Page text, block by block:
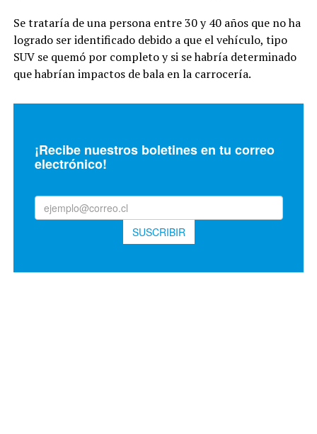
Se trataría de una persona entre 30 y 40 años que no ha
logrado ser identificado debido a que el vehículo, tipo
SUV se quemó por completo y si se habría determinado
que habrían impactos de bala en la carrocería.